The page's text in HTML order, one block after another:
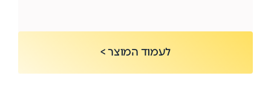
לעמוד המוצר >